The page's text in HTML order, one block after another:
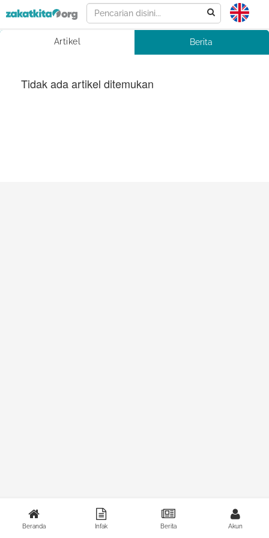
Artikel Berita
Tidak ada artikel ditemukan
Beranda Infak Berita Akun